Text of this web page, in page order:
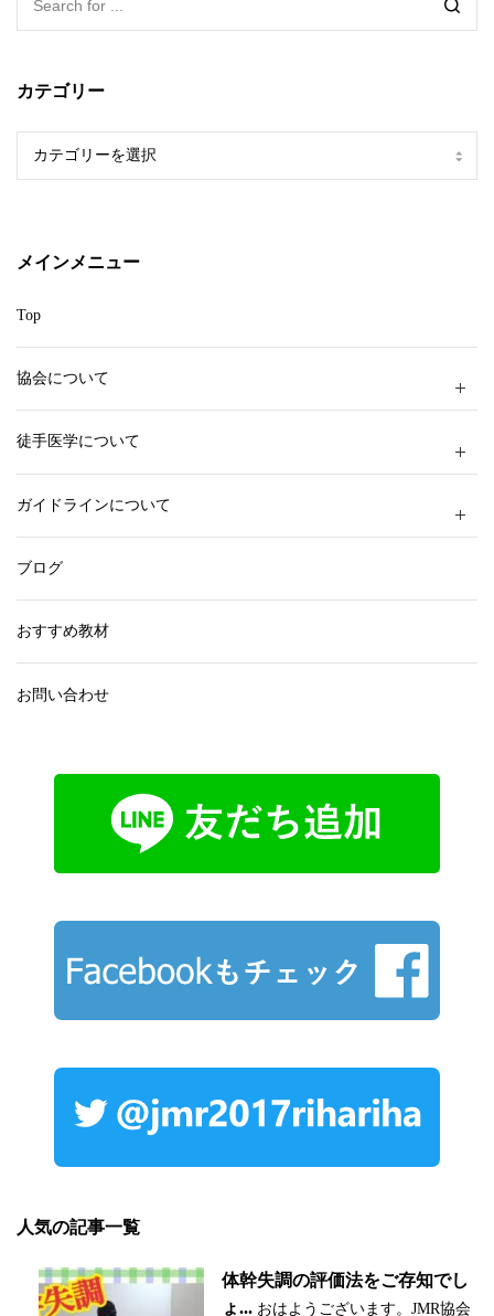
カテゴリー
メインメニュー
Top
協会について
徒手医学について
ガイドラインについて
ブログ
おすすめ教材
お問い合わせ
人気の記事一覧
体幹失調の評価法をご存知でし
ょ... おはようございます。JMR協会